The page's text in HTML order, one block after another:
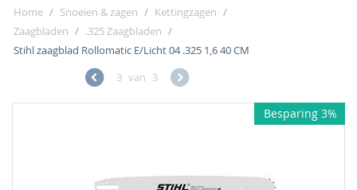
Home / Snoeien & zagen / Kettingzagen /
Zaagbladen / .325 Zaagbladen /
Stihl zaagblad Rollomatic E/Licht 04 .325 1,6 40 CM
3 van 3
Besparing 3%